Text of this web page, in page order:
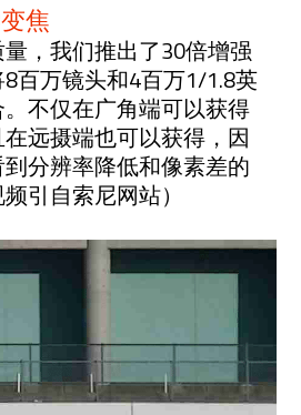
焦
，我们推出了30倍增强
百万镜头和4百万1/1.8英
不仅在广角端可以获得
远摄端也可以获得，因
分辨率降低和像素差的
引自索尼网站）